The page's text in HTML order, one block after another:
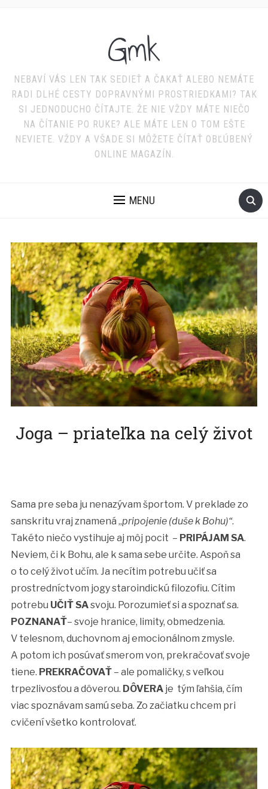
Gmk
NEBAVÍ VÁS LEN TAK SEDIEŤ A ČAKAŤ ALEBO NEMÁTE
RADI DLHÉ CESTY DOPRAVNÝMI PROSTRIEDKAMI? TAK
SI JEDNODUCHO ČÍTAJTE. ŽE NIE VŽDY MÁTE NIEČO
NA ČÍTANIE PO RUKE? ALE MÁTE LEN O TOM EŠTE
NEVIETE. VŽDY A VŠADE SI MÔŽETE ČÍTAŤ OBĽÚBENÝ
ONLINE MAGAZÍN.
MENU
Joga – priateľka na celý život
Sama pre seba ju nenazývam športom. V preklade zo
sanskritu vraj znamená „pripojenie (duše k Bohu)“.
Takéto niečo vystihuje aj môj pocit – PRIPÁJAM SA.
Neviem, či k Bohu, ale k sama sebe určite. Aspoň sa
o to celý život učím. Ja necítim potrebu učiť sa
prostredníctvom jogy staroindickú filozofiu. Cítim
potrebu UČIŤ SAsvoju. Porozumieť si a spoznať sa.
POZNANAŤ– svoje hranice, limity, obmedzenia.
V telesnom, duchovnom aj emocionálnom zmysle.
A potom ich posúvať smerom von, prekračovať svoje
tiene. PREKRAČOVAŤ – ale pomaličky, s veľkou
trpezlivosťou a dôverou. DÔVERA je tým ľahšia, čím
viac spoznávam samú seba. Zo začiatku chcem pri
cvičení všetko kontrolovať.